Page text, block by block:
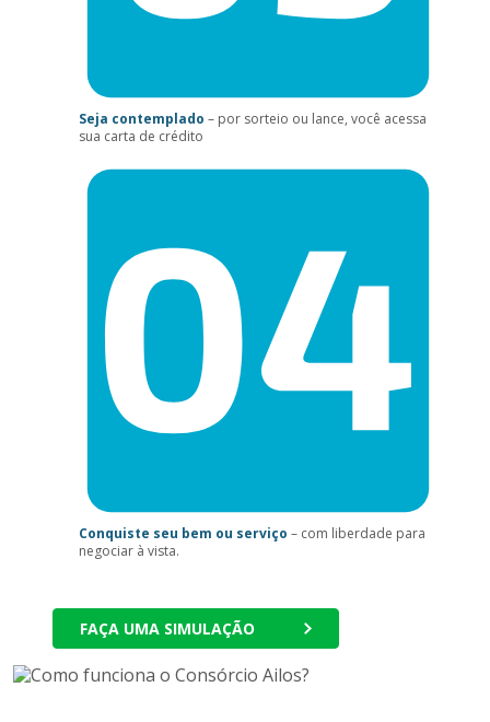
Seja contemplado – por sorteio ou lance, você acessa
sua carta de crédito
Conquiste seu bem ou serviço – com liberdade para
negociar à vista.
FAÇA UMA SIMULAÇÃO